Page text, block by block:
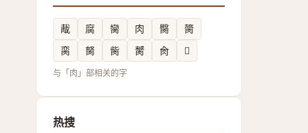
胾 腐 臠 肉 臋
膐
脔
胬 胔 膥 肏 𬛃
与「肉」部相关的字
热搜